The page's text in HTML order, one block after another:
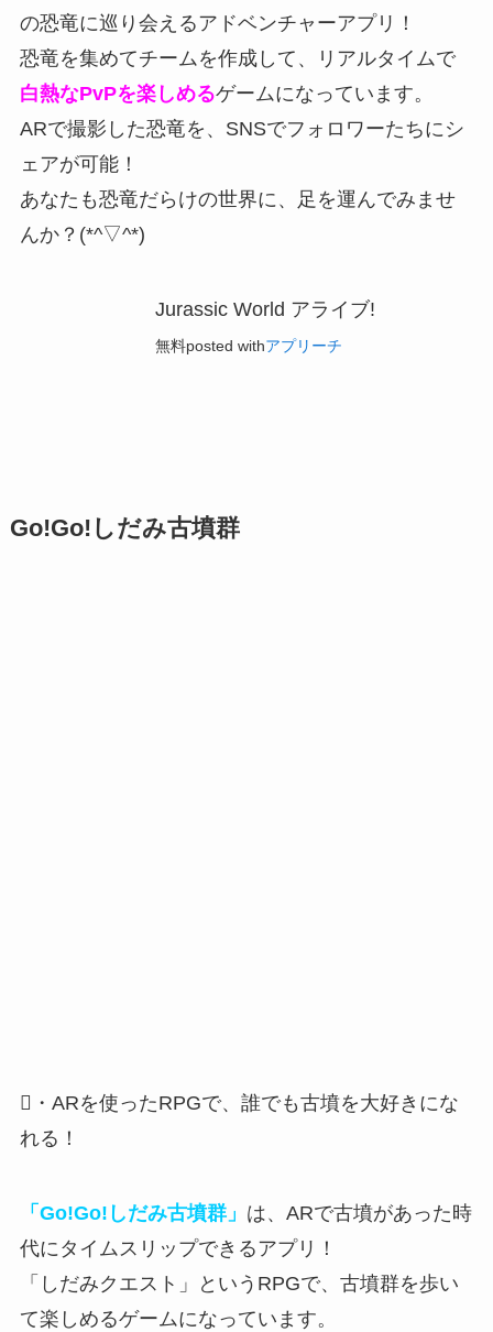
の恐竜に巡り会えるアドベンチャーアプリ！
恐竜を集めてチームを作成して、リアルタイムで
白熱なPvPを楽しめるゲームになっています。
ARで撮影した恐竜を、 SNSでフォロワーたちにシ
ェアが可能！
あなたも恐竜だらけの世界に、足を運んでみませ
んか？(*^▽^*)
Jurassic World アライブ!
無料posted withアプリーチ
Go!Go!しだみ古墳群
・ARを使ったRPGで、誰でも古墳を大好きにな
れる！
「Go!Go!しだみ古墳群」 は、ARで古墳があった時
代にタイムスリップできるアプリ！
「しだみクエスト」というRPGで、古墳群を歩い
て楽しめるゲームになっています。